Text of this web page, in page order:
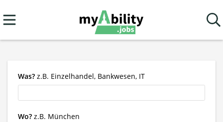
Was? z.B. Einzelhandel, Bankwesen, IT
Wo? z.B. München